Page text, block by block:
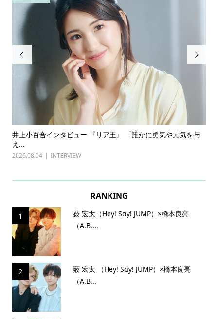

井上小百合インタビュー 『リア王』 「誰かに勇気や元気を与
え...
2026.08.04 INTERVIEW

RANKING
1
薮 宏太（Hey! Sɑy! JUMP）×橋本良亮
（A.B....
2
薮 宏太 （Hey! Sɑy! JUMP）×橋本良亮
（A.B...